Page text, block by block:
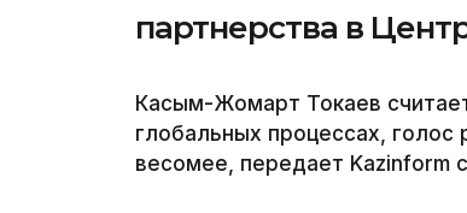
партнерства в
Касым-Жомарт Токаев
глобальных процессах, голос
весомее, передает Kazinform